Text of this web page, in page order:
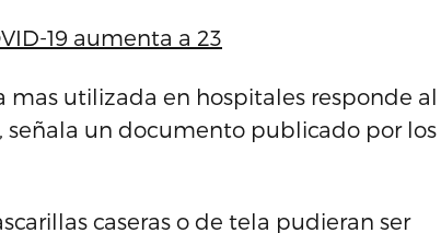
19 aumenta a 23
mas utilizada en hospitales responde al
señala un documento publicado por los
caseras o de tela pudieran ser